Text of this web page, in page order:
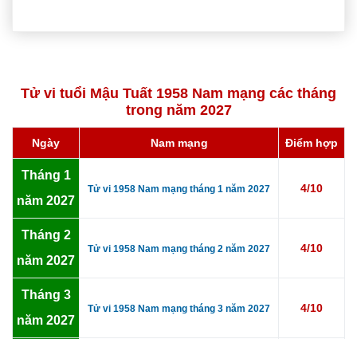
Tử vi tuổi Mậu Tuất 1958 Nam mạng các tháng
trong năm 2027
Ngày Nam mạng Điểm hợp
Tháng 1
năm 2027
Tử vi 1958 Nam mạng tháng 1 năm 2027 4/10
Tháng 2
năm 2027
Tử vi 1958 Nam mạng tháng 2 năm 2027 4/10
Tháng 3
năm 2027
Tử vi 1958 Nam mạng tháng 3 năm 2027 4/10